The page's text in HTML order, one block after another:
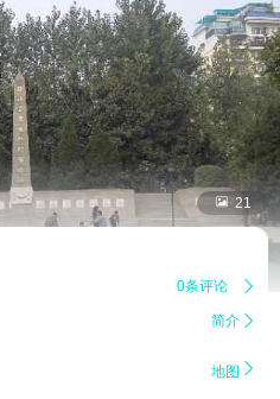
 21
0条评论 
简介 
地图 